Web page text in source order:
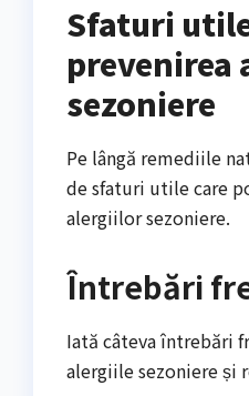
Sfaturi
sezoniere
Pe lângă remediile
de sfaturi utile care
alergiilor sezoniere.
Întrebări
Iată câteva întrebări
alergiile sezoniere și